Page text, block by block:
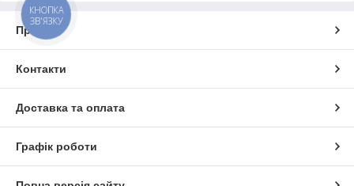
Про нас
Контакти
Доставка та оплата
Графік роботи
КНОПКА
ЗВ'ЯЗКУ